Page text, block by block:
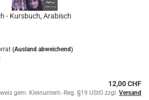
- Kursbuch, Arabisch
(Ausland abweichend)
12,00 CHF
gem. Kleinuntern.-Reg. §19 UStG zzgl. Versand